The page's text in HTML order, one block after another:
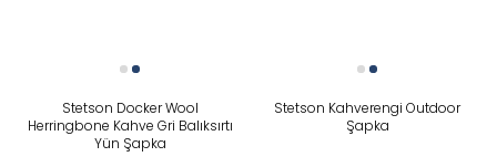
Stetson Docker Wool
Herringbone Kahve Gri Balıksırtı
Yün Şapka
Stetson Kahverengi Outdoor
Şapka